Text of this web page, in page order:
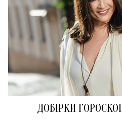
ДОБІРКИ